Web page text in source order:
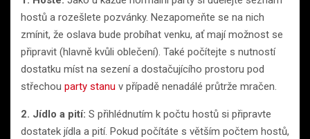
hostů a rozešlete pozvánky. Nezapomeňte se na nich
zmínit, že oslava bude probíhat venku, ať mají možnost se
připravit (hlavně kvůli oblečení). Také počítejte s nutností
dostatku míst na sezení a dostačujícího prostoru pod
střechou party stanu v případě nenadálé průtrže mračen.
2. Jídlo a pití: S přihlédnutím k počtu hostů si připravte
dostatek jídla a pití. Pokud počítáte s větším počtem hostů,